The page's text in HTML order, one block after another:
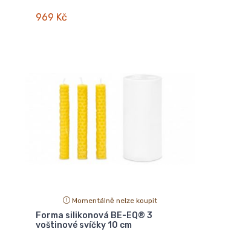
969 Kč
Momentálně nelze koupit
Forma silikonová BE-EQ® 3
voštinové svíčky 10 cm